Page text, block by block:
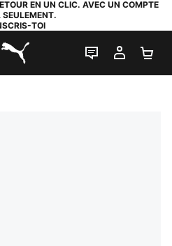
EN UN CLIC. AVEC UN COMPTE
TOI
PUMA.com
LIVE CHAT
MON